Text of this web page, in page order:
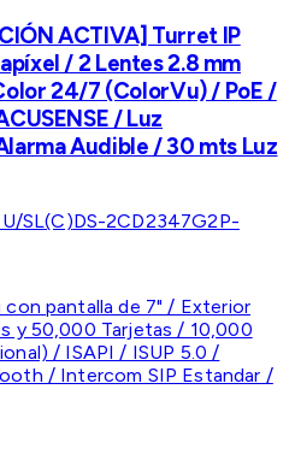
ACTIVA] Turret IP
/ 2 Lentes 2.8 mm
24/7 (ColorVu) / PoE /
/ Luz
Audible / 30 mts Luz
SL(C)DS-2CD2347G2P-